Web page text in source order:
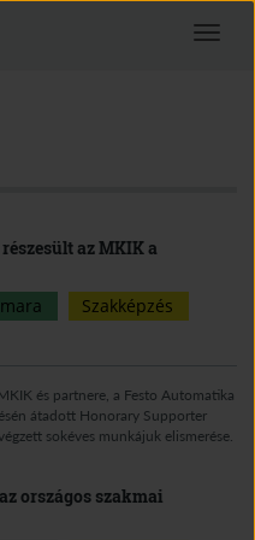
Toggle
az MKIK a
Szakképzés
és partnere, a Festo Automatika
átadott Honorary Supporter
sokéves munkájuk elismerése.
országos szakmai